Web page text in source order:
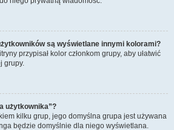
są wyświetlane innymi kolorami?
przypisał kolor członkom grupy, aby ułatwić
grupy.
użytkownika”?
kilku grup, jego domyślna grupa jest używana
będzie domyślnie dla niego wyświetlana.